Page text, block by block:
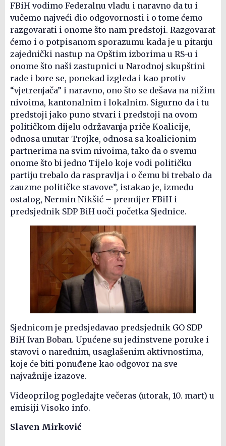
FBiH vodimo Federalnu vladu i naravno da tu i
vučemo najveći dio odgovornosti i o tome ćemo
razgovarati i onome što nam predstoji. Razgovarat
ćemo i o potpisanom sporazumu kada je u pitanju
zajednički nastup na Opštim izborima u RS-u i
onome što naši zastupnici u Narodnoj skupštini
rade i bore se, ponekad izgleda i kao protiv
“vjetrenjača” i naravno, ono što se dešava na nižim
nivoima, kantonalnim i lokalnim. Sigurno da i tu
predstoji jako puno stvari i predstoji na ovom
političkom dijelu održavanja priče Koalicije,
odnosa unutar Trojke, odnosa sa koalicionim
partnerima na svim nivoima, tako da o svemu
onome što bi jedno Tijelo koje vodi političku
partiju trebalo da raspravlja i o čemu bi trebalo da
zauzme političke stavove”, istakao je, između
ostalog, Nermin Nikšić – premijer FBiH i
predsjednik SDP BiH uoči početka Sjednice.
Sjednicom je predsjedavao predsjednik GO SDP
BiH Ivan Boban. Upućene su jedinstvene poruke i
stavovi o narednim, usaglašenim aktivnostima,
koje će biti ponuđene kao odgovor na sve
najvažnije izazove.
Videoprilog pogledajte večeras (utorak, 10. mart) u
emisiji Visoko info.
Slaven Mirković